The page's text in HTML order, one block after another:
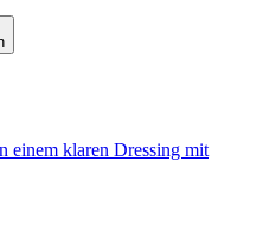
einem klaren Dressing mit